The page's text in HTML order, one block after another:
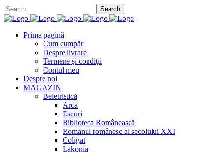
Prima pagină
Cum cumpăr
Despre livrare
Termene şi condiţii
Contul meu
Despre noi
MAGAZIN
Beletristică
Arca
Eseuri
Biblioteca Românească
Romanul românesc al secolului XXI
Coligat
Lakonia